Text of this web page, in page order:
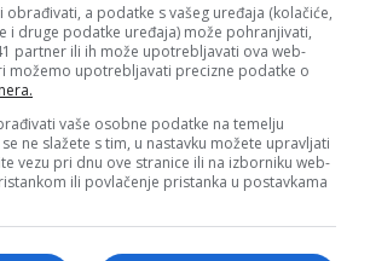
a podatke s vašeg uređaja (kolačiće,
i druge podatke uređaja) može pohranjivati,
partner ili ih može upotrebljavati ova web-
možemo upotrebljavati precizne podatke o
vaše osobne podatke na temelju
ne slažete s tim, u nastavku možete upravljati
vezu pri dnu ove stranice ili na izborniku web-
ili povlačenje pristanka u postavkama